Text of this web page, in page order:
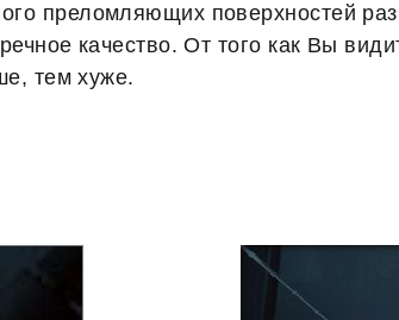
преломляющих поверхностей
качество. От того как Вы
тем хуже.